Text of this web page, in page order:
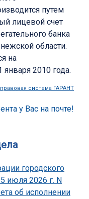
путем
лицевой счет
банка
области.
на
2010 года.
система ГАРАНТ
городского
июля 2026 г. N
об исполнении